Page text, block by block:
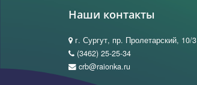
Наши контакты
г. Сургут, пр. Пролетарский, 10/3
(3462) 25-25-34
crb@raionka.ru